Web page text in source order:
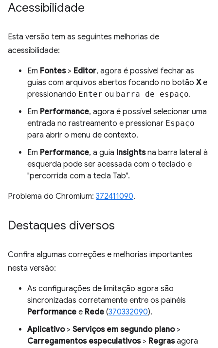
Acessibilidade
Esta versão tem as seguintes melhorias de
acessibilidade:
Em Fontes> Editor, agora é possível fechar as
guias com arquivos abertos focando no botão Xe
pressionando Enter ou barra de espaço.
Em Performance, agora é possível selecionar uma
entrada no rastreamento e pressionar Espaço
para abrir o menu de contexto.
Em Performance, a guia Insightsna barra lateral à
esquerda pode ser acessada com o teclado e
"percorrida com a tecla Tab".
Problema do Chromium: 372411090.
Destaques diversos
Confira algumas correções e melhorias importantes
nesta versão:
As configurações de limitação agora são
sincronizadas corretamente entre os painéis
Performance e Rede (370332090).
Aplicativo> Serviços em segundo plano>
Carregamentos especulativos> Regrasagora